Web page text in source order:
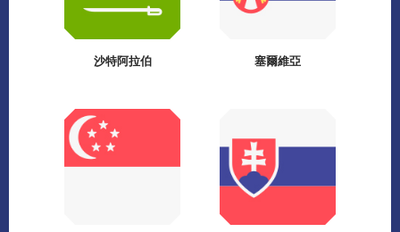
沙特阿拉伯 塞爾維亞